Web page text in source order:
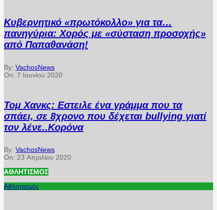
Κυβερνητικό «πρωτόκολλο» για τα…
πανηγύρια: Χορός με «σύσταση προσοχής»
από Παπαθανάση!
By: VachosNews
On: 7 Ιουνίου 2020
Τομ Χανκς: Εστειλε ένα γράμμα που τα
σπάει, σε 8χρονο που δέχεται bullying γιατί
τον λένε..Κορόνα
By: VachosNews
On: 23 Απριλίου 2020
ΑΘΛΗΤΙΣΜΌΣ
Αθλητισμός